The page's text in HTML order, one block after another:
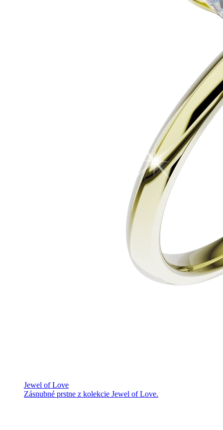
Jewel of Love
Zásnubné prstne z kolekcie Jewel of Love.